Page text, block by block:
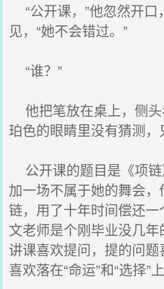
“公开课，”他忽然开口
见，“她不会错过。”
“谁？”
他把笔放在桌上，侧
珀色的眼睛里没有猜测，
公开课的题目是《项
加一场不属于她的舞会
链，用了十年时间偿还
文老师是个刚毕业没几年
讲课喜欢提问，提的问
喜欢落在“命运”和“选择”上